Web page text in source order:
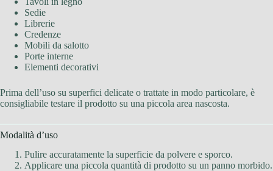
Sedie
Librerie
Credenze
Mobili da salotto
Porte interne
Elementi decorativi
Prima dell’uso su superfici delicate o trattate in modo particolare, è
consigliabile testare il prodotto su una piccola area nascosta.
Modalità d’uso
Pulire accuratamente la superficie da polvere e sporco.
Applicare una piccola quantità di prodotto su un panno morbido.